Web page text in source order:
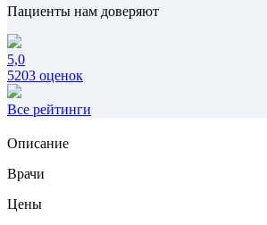
Пациенты нам доверяют
5,0
5203 оценок
Все рейтинги
Описание
Врачи
Цены